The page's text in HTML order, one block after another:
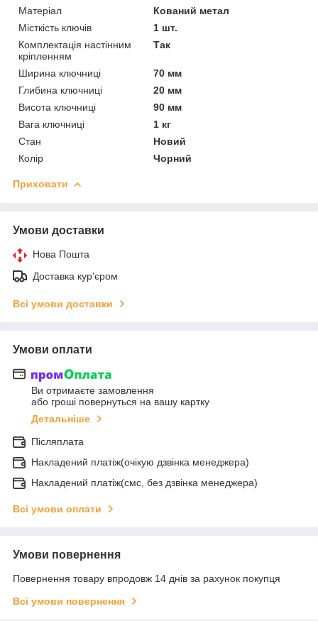
Матеріал
Кований метал
Місткість ключів
1 шт.
Комплектація настінним
кріпленням
Так
Ширина ключниці
70 мм
Глибина ключниці
20 мм
Висота ключниці
90 мм
Вага ключниці
1 кг
Стан
Новий
Колір
Чорний
Приховати
Умови доставки
Нова Пошта
Доставка кур'єром
Всі умови доставки
Умови оплати
Ви отримаєте замовлення
або гроші повернуться на вашу картку
Детальніше
Післяплата
Накладений платіж(очікую дзвінка менеджера)
Накладений платіж(смс, без дзвінка менеджера)
Всі умови оплати
Умови повернення
Повернення товару впродовж 14 днів за рахунок покупця
Всі умови повернення